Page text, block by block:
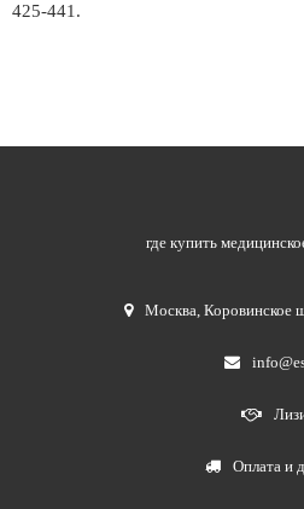
425-441.
где купить
Москва,Коровинское
Оплата и